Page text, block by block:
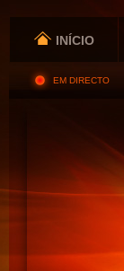
INÍCIO
EM DIRECTO